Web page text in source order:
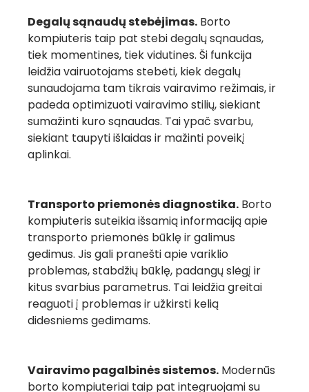
Degalų sąnaudų stebėjimas. Borto
kompiuteris taip pat stebi degalų sąnaudas,
tiek momentines, tiek vidutines. Ši funkcija
leidžia vairuotojams stebėti, kiek degalų
sunaudojama tam tikrais vairavimo režimais, ir
padeda optimizuoti vairavimo stilių, siekiant
sumažinti kuro sąnaudas. Tai ypač svarbu,
siekiant taupyti išlaidas ir mažinti poveikį
aplinkai.
Transporto priemonės diagnostika. Borto
kompiuteris suteikia išsamią informaciją apie
transporto priemonės būklę ir galimus
gedimus. Jis gali pranešti apie variklio
problemas, stabdžių būklę, padangų slėgį ir
kitus svarbius parametrus. Tai leidžia greitai
reaguoti į problemas ir užkirsti kelią
didesniems gedimams.
Vairavimo pagalbinės sistemos. Modernūs
borto kompiuteriai taip pat integruojami su